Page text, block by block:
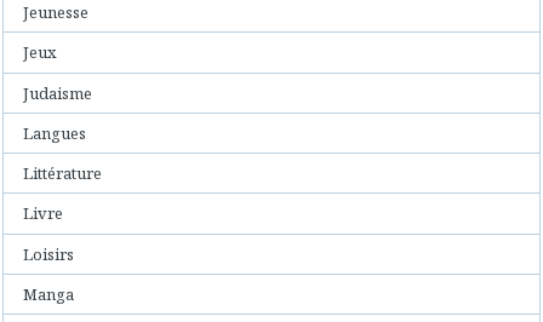
Jeunesse
Jeux
Judaisme
Langues
Littérature
Livre
Loisirs
Manga